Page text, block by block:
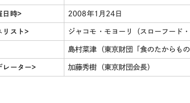
日時> 2008年1月24日
リスト> ジャコモ・モヨーリ（スローフード
島村菜津（東京財団「食のたからも
レーター> 加藤秀樹（東京財団会長）